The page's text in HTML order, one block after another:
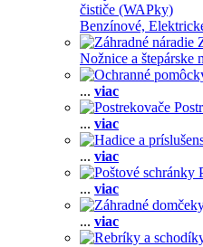
čističe (WAPky)
Benzínové,
Nožnice a štepárske
... viac
... viac
... viac
... viac
... viac